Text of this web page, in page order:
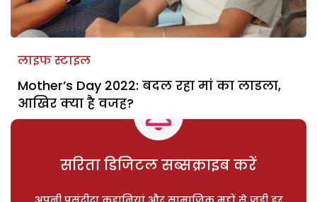
लाइफ स्टाइल
Mother’s Day 2022: बदल रहा मां का लाडला,
आखिर क्या है वजह?
सरिता डिजिटल सब्सक्राइब करें